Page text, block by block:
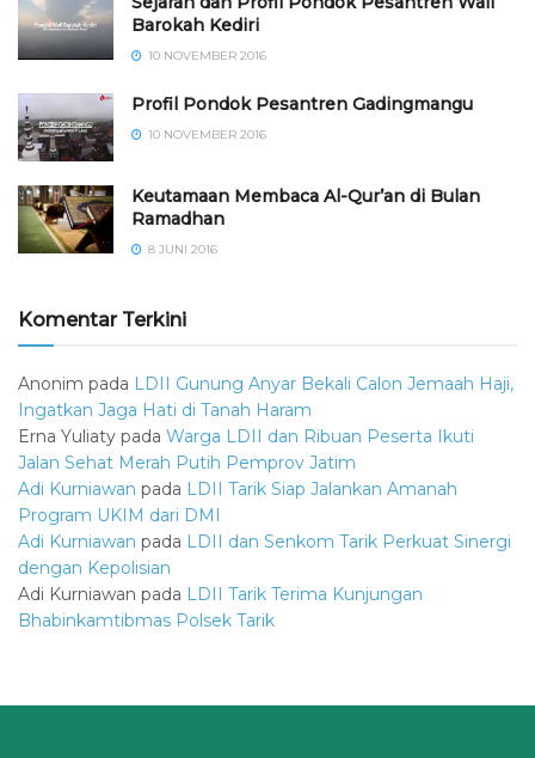
Barokah Kediri
10 NOVEMBER 2016
⁠⁠⁠Profil Pondok Pesantren Gadingmangu
10 NOVEMBER 2016
Keutamaan Membaca Al-Qur’an di Bulan
Ramadhan
8 JUNI 2016
Komentar Terkini
Anonim pada LDII Gunung Anyar Bekali Calon Jemaah Haji,
Ingatkan Jaga Hati di Tanah Haram
Erna Yuliaty pada Warga LDII dan Ribuan Peserta Ikuti
Jalan Sehat Merah Putih Pemprov Jatim
Adi Kurniawan pada LDII Tarik Siap Jalankan Amanah
Program UKIM dari DMI
Adi Kurniawan pada LDII dan Senkom Tarik Perkuat Sinergi
dengan Kepolisian
Adi Kurniawan pada LDII Tarik Terima Kunjungan
Bhabinkamtibmas Polsek Tarik